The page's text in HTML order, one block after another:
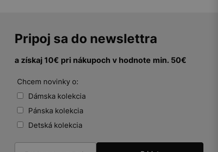
Pripoj sa do newslettra
a získaj 10€ pri nákupoch v hodnote min. 50€
Chcem novinky o:
Dámska kolekcia
Pánska kolekcia
Detská kolekcia